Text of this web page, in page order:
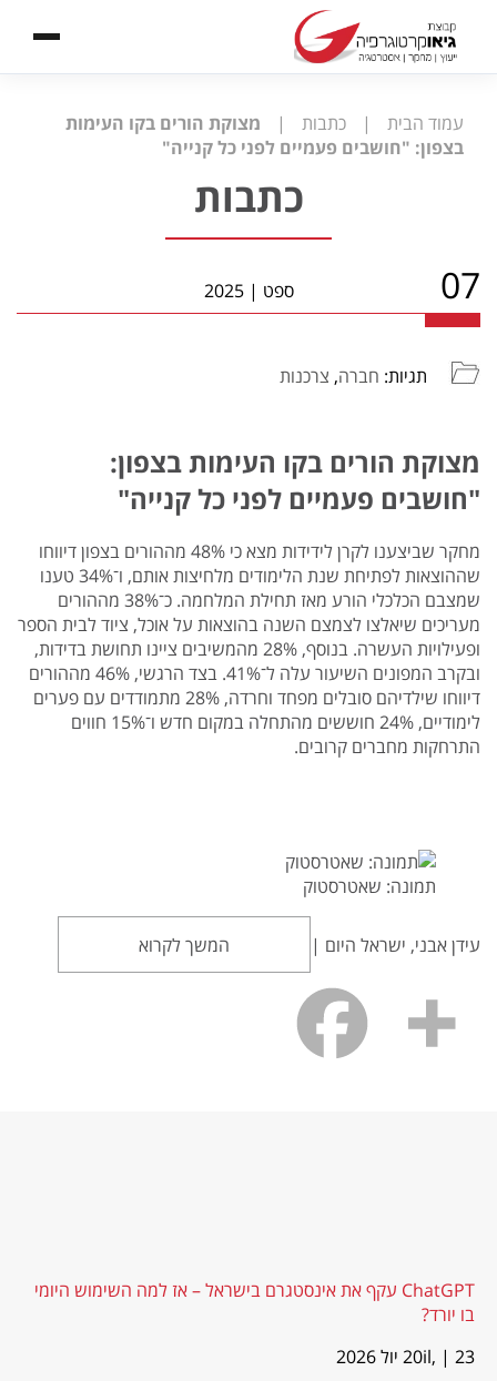
עמוד הבית | כתבות |
מצוקת הורים בקו העימות
בצפון: "חושבים פעמיים לפני כל קנייה"
כתבות
07 ספט |
2025
תגיות: חברה, צרכנות
מצוקת הורים בקו העימות בצפון:
"חושבים פעמיים לפני כל קנייה"
מחקר שביצענו לקרן לידידות מצא כי 48% מההורים בצפון דיווחו
שההוצאות לפתיחת שנת הלימודים מלחיצות אותם, ו־34% טענו
שמצבם הכלכלי הורע מאז תחילת המלחמה. כ־38% מההורים
מעריכים שיאלצו לצמצם השנה בהוצאות על אוכל, ציוד לבית הספר
ופעילויות העשרה. בנוסף, 28% מהמשיבים ציינו תחושת בדידות,
ובקרב המפונים השיעור עלה ל־41%. בצד הרגשי, 46% מההורים
דיווחו שילדיהם סובלים מפחד וחרדה, 28% מתמודדים עם פערים
לימודיים, 24% חוששים מהתחלה במקום חדש ו־15% חווים
התרחקות מחברים קרובים.
תמונה: שאטרסטוק
עידן אבני, ישראל היום | המשך לקרוא
ChatGPT עקף את אינסטגרם בישראל – אז למה השימוש היומי
בו יורד?
20il, | 23 יול 2026